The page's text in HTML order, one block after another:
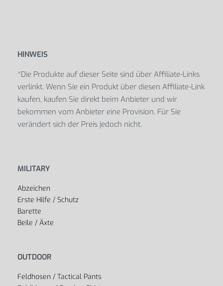
HINWEIS
*Die Produkte auf dieser Seite sind über Affiliate-Links
verlinkt. Wenn Sie ein Produkt über diesen Affiliate-Link
kaufen, kaufen Sie direkt beim Anbieter und wir
bekommen vom Anbieter eine Provision. Für Sie
verändert sich der Preis jedoch nicht.
MILITARY
Abzeichen
Erste Hilfe / Schutz
Barette
Beile / Äxte
OUTDOOR
Feldhosen / Tactical Pants